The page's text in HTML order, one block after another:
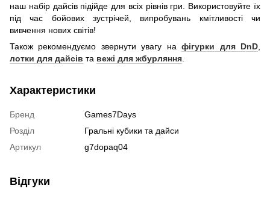
наш набір дайсів підійде для всіх рівнів гри. Використовуйте їх
під час бойових зустрічей, випробувань кмітливості чи
вивчення нових світів!
Також рекомендуємо звернути увагу нафігурки для DnD,
лотки для дайсів та вежі для жбурляння.
Характеристики
Бренд
Games7Days
Розділ
Гральні кубики та дайси
Артикул
g7dopaq04
Відгуки